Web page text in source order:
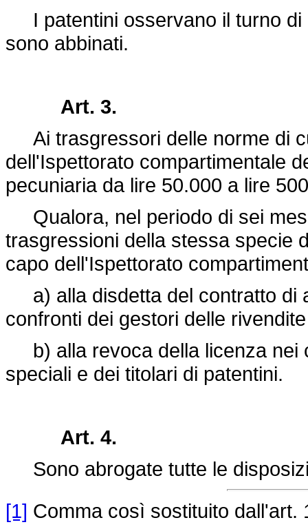
I patentini osservano il turno di
sono abbinati.
Art. 3.
Ai trasgressori delle norme di
dell'Ispettorato compartimentale
pecuniaria da lire 50.000 a lire
Qualora, nel periodo di sei
trasgressioni della stessa specie
capo dell'Ispettorato
a) alla disdetta del contratto di
confronti dei gestori delle
b) alla revoca della licenza nei
speciali e dei titolari di patentini.
Art. 4.
Sono abrogate tutte le
[1] Comma così sostituito dall'art.